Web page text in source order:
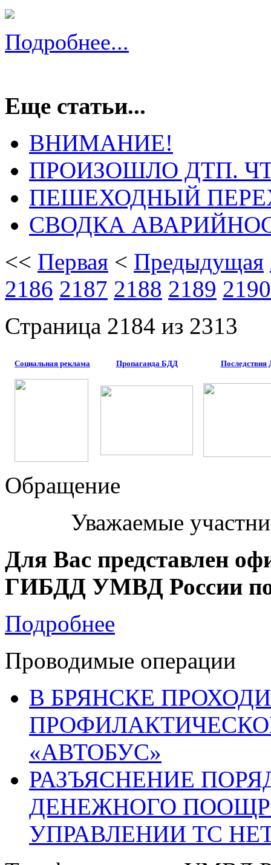
Подробнее...
Еще статьи...
ВНИМАНИЕ!
ПРОИЗОШЛО ДТП.
ПЕШЕХОДНЫЙ
СВОДКА
<< Первая < Предыдущая
2186 2187 2188 2189 2190
Страница 2184 из 2313
Социальная реклама Пропаганда БДД
Обращение
Уважаемые
Для Вас представлен
ГИБДД УМВД России по
Подробнее
Проводимые операции
В БРЯНСКЕ
«АВТОБУС»
РАЗЪЯСНЕНИЕ
ДЕНЕЖНОГО
УПРАВЛЕНИИ ТС